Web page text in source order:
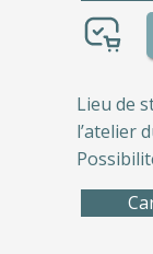
Lieu de
l’atelier